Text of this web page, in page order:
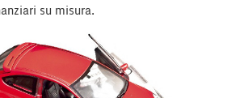
su misura.
preferenze